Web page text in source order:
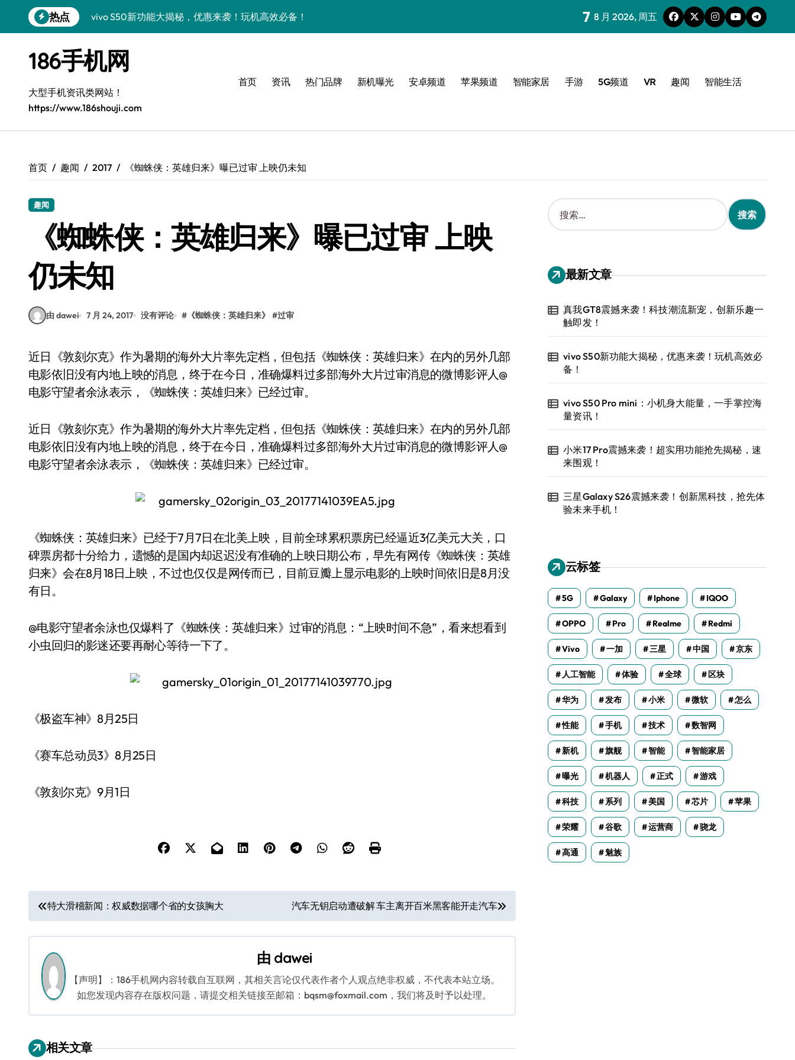
到
热点
vivo S50新功能大揭秘，优惠来袭！玩机高效必备！
小米17 Pro震撼来袭！超实用功能抢先揭秘，速来围观！
三星Galaxy S26震撼来袭！创新黑科技，抢先体验未来手机！
三星Galaxy Z Fold7抢先探秘！手机管家揭秘超炫新亮点
S25 Ultra颜值炸裂！定制主题潮翻天
S26+颜值暴增！三大美化技巧全公开
真我GT8震撼来袭！科技潮流新宠，创新乐趣一触即发！
7 8 月 2026, 周五
186手机网
大型手机资讯类网站！
https://www.186shouji.com
首页 资讯 热门品牌 新机曝光 安卓频道 苹果频道 智能家居 手游 5G频道 VR 趣闻 智能生活
首页 趣闻 2017 《蜘蛛侠：英雄归来》曝已过审 上映仍未知
趣闻
《蜘蛛侠：英雄归来》曝已过审 上映
仍未知
由 dawei 7 月 24, 2017 没有评论 # 《蜘蛛侠：英雄归来》 #过审
近日《敦刻尔克》作为暑期的海外大片率先定档，但包括《蜘蛛侠：英雄归来》在内的另外几部
电影依旧没有内地上映的消息，终于在今日，准确爆料过多部海外大片过审消息的微博影评人@
电影守望者余泳表示，《蜘蛛侠：英雄归来》已经过审。
近日《敦刻尔克》作为暑期的海外大片率先定档，但包括《蜘蛛侠：英雄归来》在内的另外几部
电影依旧没有内地上映的消息，终于在今日，准确爆料过多部海外大片过审消息的微博影评人@
电影守望者余泳表示，《蜘蛛侠：英雄归来》已经过审。
《蜘蛛侠：英雄归来》已经于7月7日在北美上映，目前全球累积票房已经逼近3亿美元大关，口
碑票房都十分给力，遗憾的是国内却迟迟没有准确的上映日期公布，早先有网传《蜘蛛侠：英雄
归来》会在8月18日上映，不过也仅仅是网传而已，目前豆瓣上显示电影的上映时间依旧是8月没
有日。
@电影守望者余泳也仅爆料了《蜘蛛侠：英雄归来》过审的消息：“上映时间不急”，看来想看到
小虫回归的影迷还要再耐心等待一下了。
《极盗车神》8月25日
《赛车总动员3》8月25日
《敦刻尔克》9月1日
文
章
导
航
特大滑稽新闻：权威数据哪个省的女孩胸大 汽车无钥启动遭破解 车主离开百米黑客能开走汽车
由 dawei
【声明】：186手机网内容转载自互联网，其相关言论仅代表作者个人观点绝非权威，不代表本站立场。
如您发现内容存在版权问题，请提交相关链接至邮箱：bqsm@foxmail.com，我们将及时予以处理。
相关文章
搜
索
：
最新文章
真我GT8震撼来袭！科技潮流新宠，创新乐趣一
触即发！
vivo S50新功能大揭秘，优惠来袭！玩机高效必
备！
vivo S50 Pro mini：小机身大能量，一手掌控海
量资讯！
小米17 Pro震撼来袭！超实用功能抢先揭秘，速
来围观！
三星Galaxy S26震撼来袭！创新黑科技，抢先体
验未来手机！
云标签
5G Galaxy Iphone IQOO
OPPO Pro Realme Redmi
Vivo 一加 三星 中国 京东
人工智能 体验 全球 区块
华为 发布 小米 微软 怎么
性能 手机 技术 数智网
新机 旗舰 智能 智能家居
曝光 机器人 正式 游戏
科技 系列 美国 芯片 苹果
荣耀 谷歌 运营商 骁龙
高通 魅族